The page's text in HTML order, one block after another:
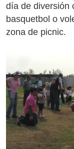
día de diversión
basquetbol o
zona de picnic.